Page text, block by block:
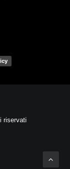
riservati